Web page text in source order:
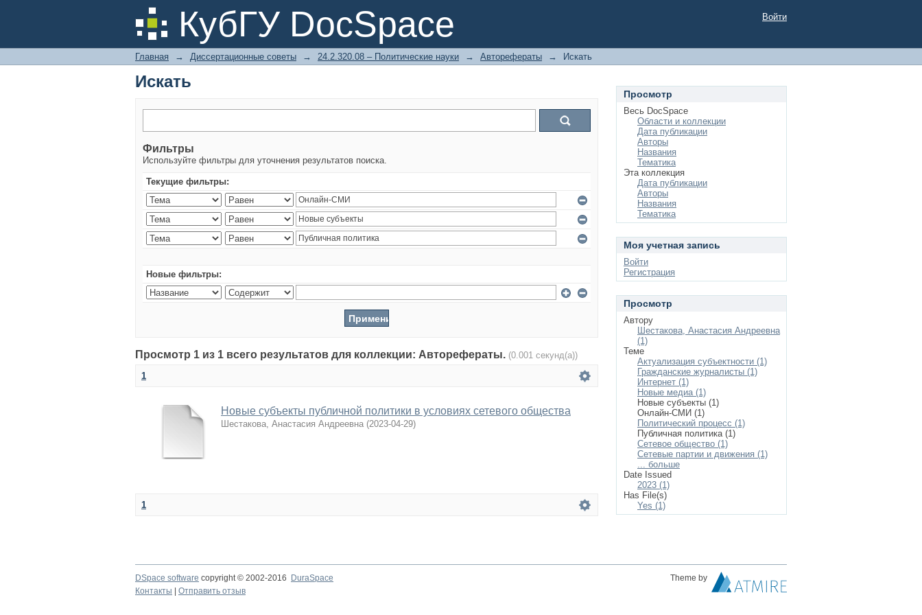
КубГУ DocSpace
Искать Войти
Главная → Диссертационные советы → 24.2.320.08 – Политические науки → Авторефераты → Искать
Искать
Фильтры
Используйте фильтры для уточнения результатов поиска.
Текущие фильтры:
Новые фильтры:
Просмотр 1 из 1 всего результатов для коллекции: Авторефераты. (0.001 секунд(а))
1
Новые субъекты публичной политики в условиях сетевого общества
Шестакова, Анастасия Андреевна (2023-04-29)
1
Просмотр
Весь DocSpace
Области и коллекции
Дата публикации
Авторы
Названия
Тематика
Эта коллекция
Дата публикации
Авторы
Названия
Тематика
Моя учетная запись
Войти
Регистрация
Просмотр
Автору
Шестакова, Анастасия Андреевна
(1)
Теме
Актуализация субъектности (1)
Гражданские журналисты (1)
Интернет (1)
Новые медиа (1)
Новые субъекты (1)
Онлайн-СМИ (1)
Политический процесс (1)
Публичная политика (1)
Сетевое общество (1)
Сетевые партии и движения (1)
... больше
Date Issued
2023 (1)
Has File(s)
Yes (1)
DSpace software copyright © 2002-2016 DuraSpace
Theme by
Контакты
Отправить отзыв